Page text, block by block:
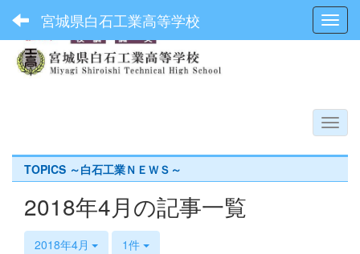
宮城県白石工業高等学校
TOPICS ～白石工業ＮＥＷＳ～
2018年4月の記事一覧
2018年4月 1件